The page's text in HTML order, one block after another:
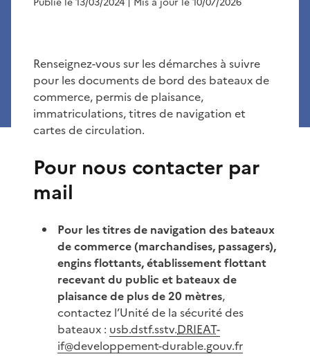
Renseignez-vous sur les démarches à suivre
pour les documents de bord des bateaux de
commerce, permis de plaisance,
immatriculations, titres de navigation et
cartes de circulation.
Pour nous contacter par
mail
Pour les titres de navigation des bateaux
de commerce (marchandises, passagers),
engins flottants, établissement flottant
recevant du public et bateaux de
plaisance de plus de 20 mètres,
contactez l’Unité de la sécurité des
bateaux : usb.dstf.sstv.DRIEAT-
if@developpement-durable.gouv.fr